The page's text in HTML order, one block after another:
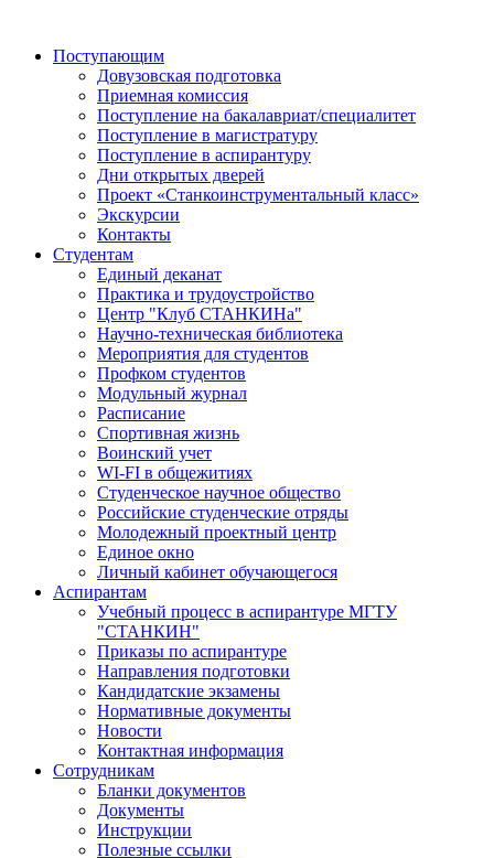
Поступающим
Довузовская подготовка
Приемная комиссия
Поступление на бакалавриат/специалитет
Поступление в магистратуру
Поступление в аспирантуру
Дни открытых дверей
Проект «Станкоинструментальный класс»
Экскурсии
Контакты
Студентам
Единый деканат
Практика и трудоустройство
Центр "Клуб СТАНКИНа"
Научно-техническая библиотека
Мероприятия для студентов
Профком студентов
Модульный журнал
Расписание
Спортивная жизнь
Воинский учет
WI-FI в общежитиях
Студенческое научное общество
Российские студенческие отряды
Молодежный проектный центр
Единое окно
Личный кабинет обучающегося
Аспирантам
Учебный процесс в аспирантуре МГТУ
"СТАНКИН"
Приказы по аспирантуре
Направления подготовки
Кандидатские экзамены
Нормативные документы
Новости
Контактная информация
Сотрудникам
Бланки документов
Документы
Инструкции
Полезные ссылки